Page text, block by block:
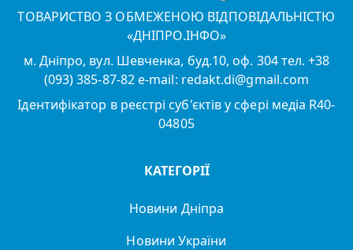
ТОВАРИСТВО З ОБМЕЖЕНОЮ ВІДПОВІДАЛЬНІСТЮ
«ДНІПРО.ІНФО»
м. Дніпро, вул. Шевченка, буд.10, оф. 304 тел. +38
(093) 385-87-82 e-mail: redakt.di@gmail.com
Ідентифікатор в реєстрі суб'єктів у сфері медіа R40-
04805
КАТЕГОРІЇ
Новини Дніпра
Новини України